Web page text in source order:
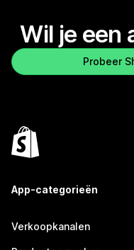
Wil je een
Probeer
App-categorieën
Verkoopkanalen